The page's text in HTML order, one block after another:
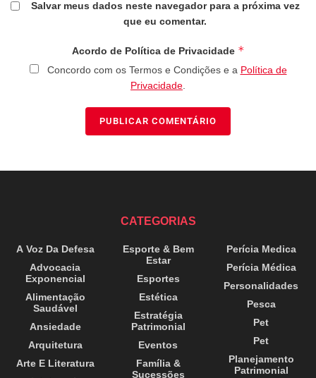
Salvar meus dados neste navegador para a próxima vez
que eu comentar.
Acordo de Política de Privacidade *
Concordo com os Termos e Condições e a Política de
Privacidade
CATEGORIAS
A Voz Da Defesa
Advocacia
Exponencial
Alimentação
Saudável
Ansiedade
Arquitetura
Arte E Literatura
Esporte & Bem
Estar
Esportes
Estética
Estratégia
Patrimonial
Eventos
Família &
Sucessões
Perícia Medica
Perícia Médica
Personalidades
Pesca
Pet
Pet
Planejamento
Patrimonial